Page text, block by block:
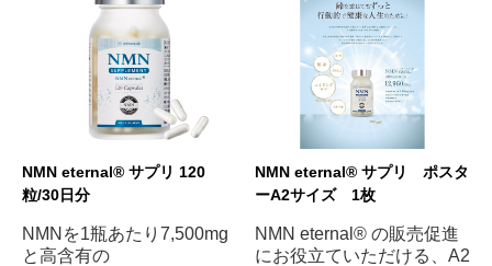
NMN eternal® サプリ 120
粒/30日分
NMNを1瓶あたり7,500mg
と高含有の
NMN eternal® サプリ ポスタ
ーA2サイズ 1枚
NMN eternal® の販売促進
にお役立ていただける、A2